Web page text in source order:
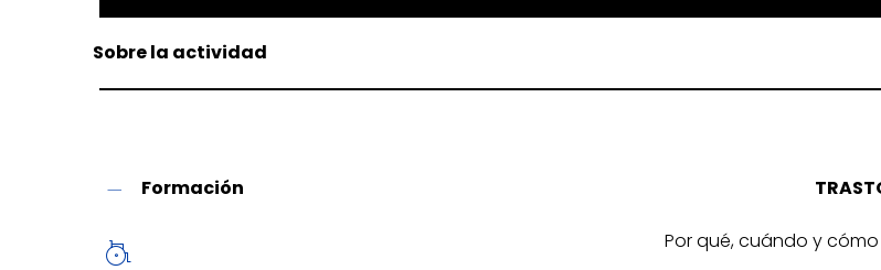
Sobre la actividad
Formación
Por qué, cuándo y